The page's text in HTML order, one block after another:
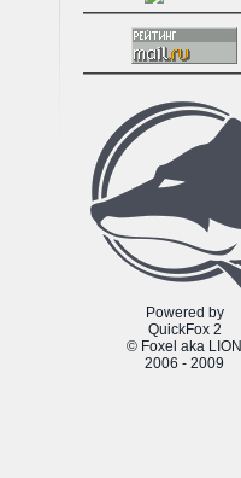
Powered by
QuickFox 2
© Foxel aka LION
2006 - 2009